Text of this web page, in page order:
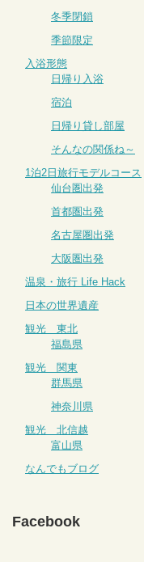
冬季閉鎖
季節限定
入浴形態
日帰り入浴
宿泊
日帰り貸し部屋
そんなの関係ね～
1泊2日旅行モデルコース
仙台圏出発
首都圏出発
名古屋圏出発
大阪圏出発
温泉・旅行 Life Hack
日本の世界遺産
観光 東北
福島県
観光 関東
群馬県
神奈川県
観光 北信越
富山県
なんでもブログ
Facebook